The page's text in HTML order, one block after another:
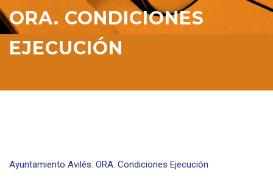
ORA. CONDICIONES
EJECUCIÓN
Ayuntamiento Avilés. ORA. Condiciones Ejecución